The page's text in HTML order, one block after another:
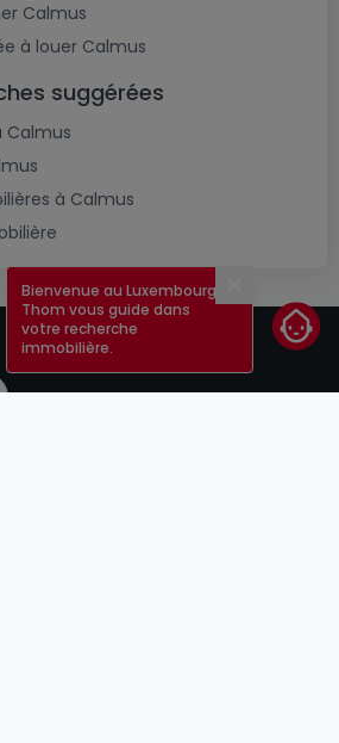
Calmus
à louer Calmus
suggérées
Calmus
à Calmus
Fermer
Bienvenue au Luxembourg !
Thom vous guide dans
votre recherche
immobilière.